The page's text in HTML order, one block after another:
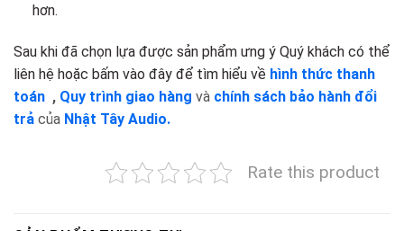
hơn.
Sau khi đã chọn lựa được sản phẩm ưng ý Quý khách có thể
liên hệ hoặc bấm vào đây để tìm hiểu về hình thức thanh
toán , Quy trình giao hàng và chính sách bảo hành đổi
trả của Nhật Tây Audio.
Rate this product